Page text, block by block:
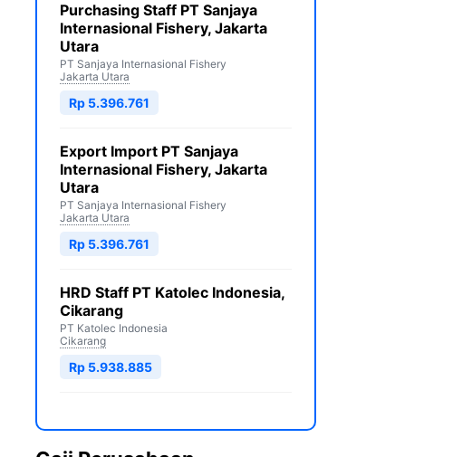
Purchasing Staff PT Sanjaya
Internasional Fishery, Jakarta
Utara
PT Sanjaya Internasional Fishery
Jakarta Utara
Rp 5.396.761
Export Import PT Sanjaya
Internasional Fishery, Jakarta
Utara
PT Sanjaya Internasional Fishery
Jakarta Utara
Rp 5.396.761
HRD Staff PT Katolec Indonesia,
Cikarang
PT Katolec Indonesia
Cikarang
Rp 5.938.885